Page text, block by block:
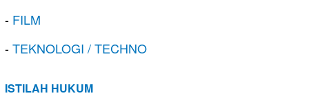
- FILM
-TEKNOLOGI / TECHNO
ISTILAH HUKUM